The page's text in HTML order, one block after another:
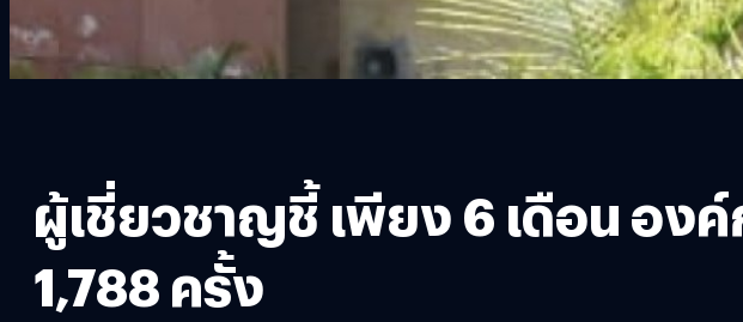
ผู้เชี่ยวชาญชี้ เพียง 6 เดือน อง
1,788 ครั้ง